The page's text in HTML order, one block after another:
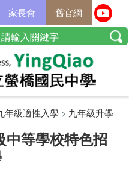
家長會 舊官網
中等學校特色招
年級適性入學> 九年級升學